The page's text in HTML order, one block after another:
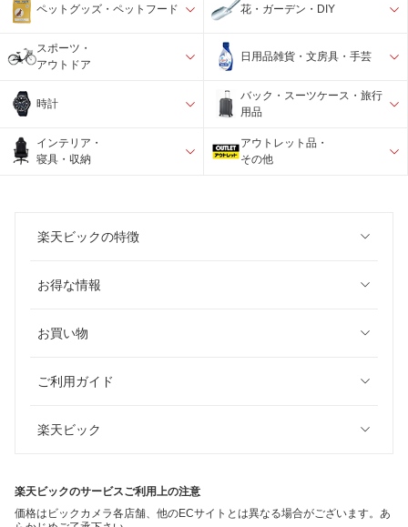
ペットグッズ・ペットフード 花・ガーデン・DIY
スポーツ・
アウトドア
日用品雑貨・文房具・手芸
時計
バック・スーツケース・旅行
用品
インテリア・
寝具・収納
アウトレット品・
その他
楽天ビックの特徴
お得な情報
お買い物
ご利用ガイド
楽天ビック
楽天ビックのサービスご利用上の注意
価格はビックカメラ各店舗、他のECサイトとは異なる場合がございます。あ